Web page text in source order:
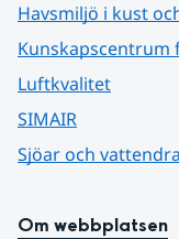
Havsmiljö i kust
Kunskapscentrum
Luftkvalitet
SIMAIR
Sjöar och
Om webbplatsen